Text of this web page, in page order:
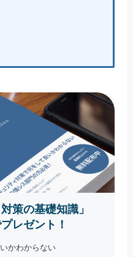
策の基礎知識」
レゼント！
かわからない